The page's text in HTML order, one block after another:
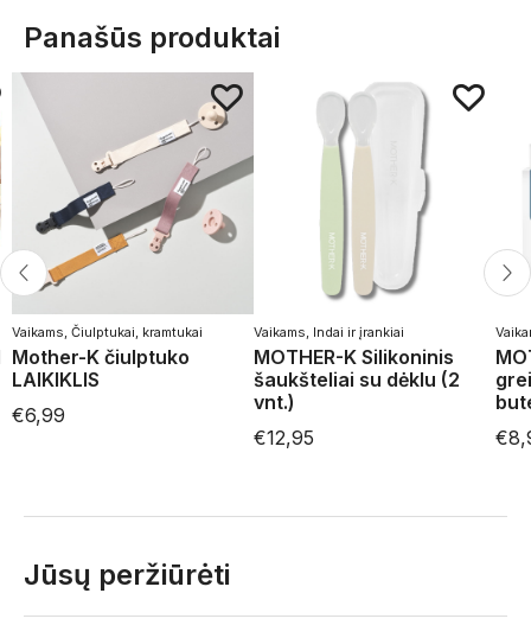
Panašūs produktai
Vaikams Čiulptukai, kramtukai
Mother-K čiulptuko
LAIKIKLIS
€6,99
Vaikams Indai ir įrankiai
MOTHER-K Silikoninis
šaukšteliai su dėklu (2
vnt.)
€12,95
€
Jūsų peržiūrėti